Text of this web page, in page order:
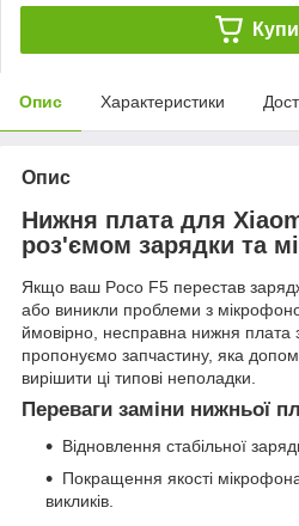
Опис Характеристики
Опис
Нижня плата для
роз'ємом зарядки та
Якщо ваш Poco F5 перестав
або виникли проблеми з
ймовірно, несправна нижня
пропонуємо запчастину, яка
вирішити ці типові неполадки.
Переваги заміни нижньої
Відновлення стабільної
Покращення якості
викликів.